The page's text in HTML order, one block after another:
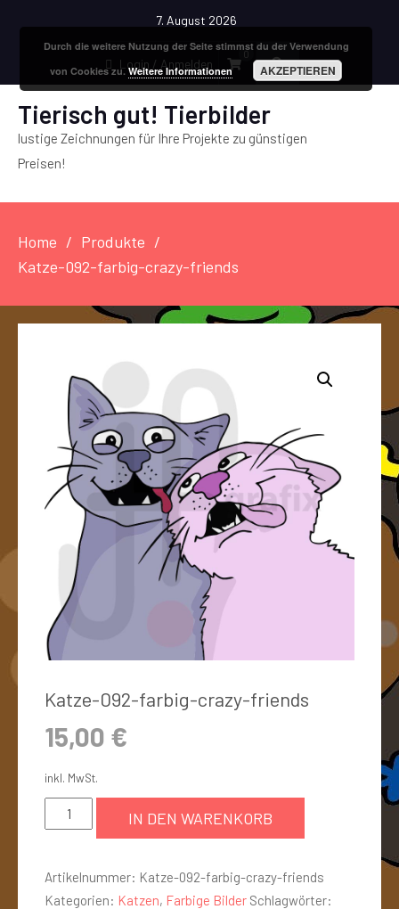
7. August 2026
Login / Anmelden
0
Tierisch gut! Tierbilder
lustige Zeichnungen für Ihre Projekte zu günstigen
Preisen!
Home
Produkte
Katze-092-farbig-crazy-friends
Katze-092-farbig-crazy-friends
15,00 €
inkl. MwSt.
IN DEN WARENKORB
Artikelnummer: Katze-092-farbig-crazy-friends
Kategorien: Katzen, Farbige Bilder Schlagwörter:
Durch die weitere Nutzung der Seite stimmst du der Verwendung
von Cookies zu.Weitere Informationen AKZEPTIEREN